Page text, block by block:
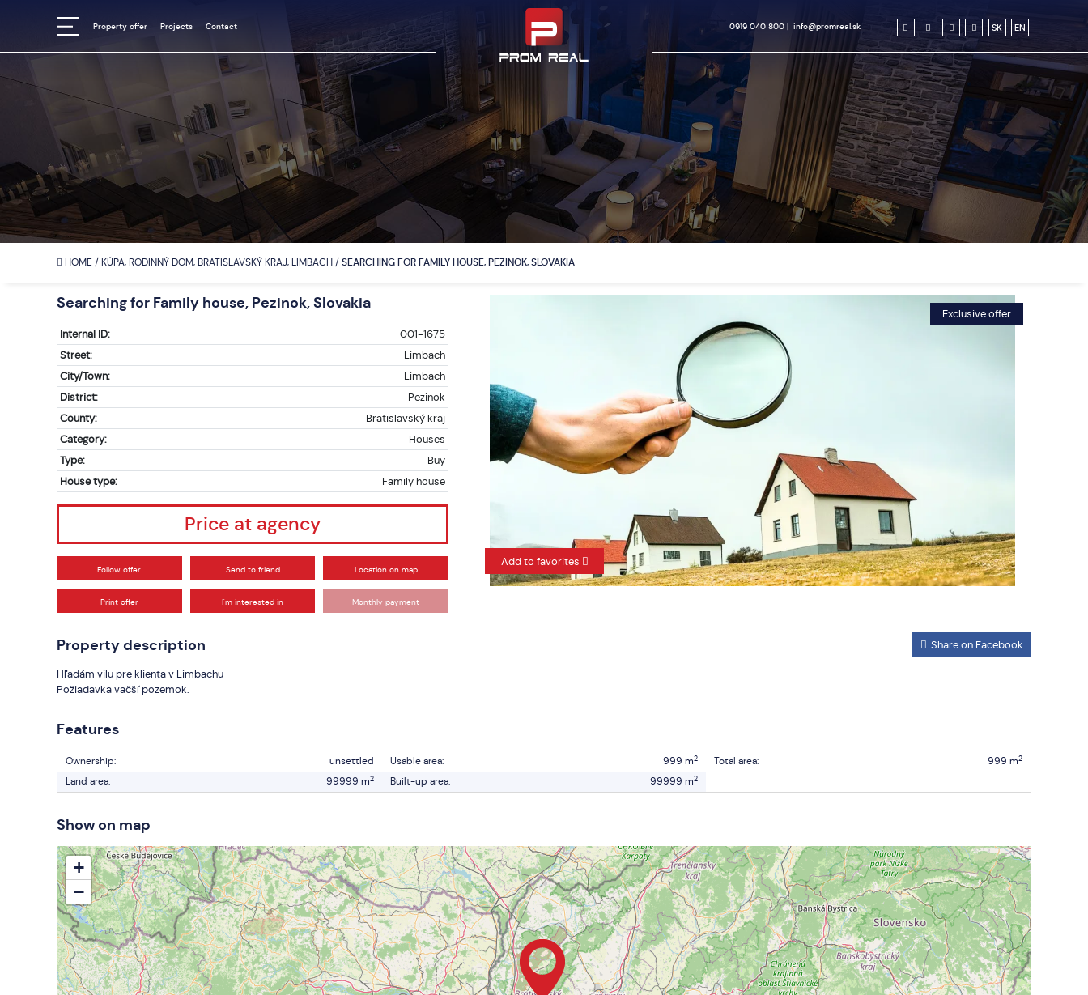
Property offer Projects Contact 0919 040 800| info@promreal.sk SK EN
HOME /KÚPA, RODINNÝ DOM, BRATISLAVSKÝ KRAJ, LIMBACH/SEARCHING FOR FAMILY HOUSE, PEZINOK, SLOVAKIA
Searching for Family house, Pezinok, Slovakia
Internal ID:
001-1675
Street:
Limbach
City/Town:
Limbach
District:
Pezinok
County:
Bratislavský kraj
Category:
Houses
Type:
Buy
House type:
Family house
Price at agency
Follow offer Send to friend Location on map
Print offer I'm interested in Monthly payment
Exclusive offer
Add to favorites
Property description Share on Facebook
Hľadám vilu pre klienta v Limbachu
Požiadavka väčší pozemok.
Features
Ownership:
unsettled
Land area:
99999 m2
Usable area: 999 m2
Built-up area: 99999 m2
Total area: 999 m2
Show on map
+
−